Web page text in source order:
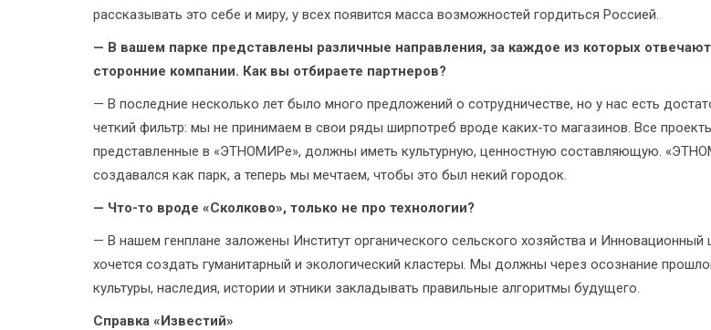
рассказывать это себе и миру, у всех появится масса возможностей гордиться Россией.
— В вашем парке представлены различные направления, за каждое из которых отвечают
сторонние компании. Как вы отбираете партнеров?
— В последние несколько лет было много предложений о сотрудничестве, но у нас есть
четкий фильтр: мы не принимаем в свои ряды ширпотреб вроде каких-то магазинов. Все
представленные в «ЭТНОМИРе», должны иметь культурную, ценностную составляющую.
создавался как парк, а теперь мы мечтаем, чтобы это был некий городок.
— Что-то вроде «Сколково», только не про технологии?
— В нашем генплане заложены Институт органического сельского хозяйства и Инновационный
хочется создать гуманитарный и экологический кластеры. Мы должны через осознание
культуры, наследия, истории и этники закладывать правильные алгоритмы будущего.
Справка «Известий»